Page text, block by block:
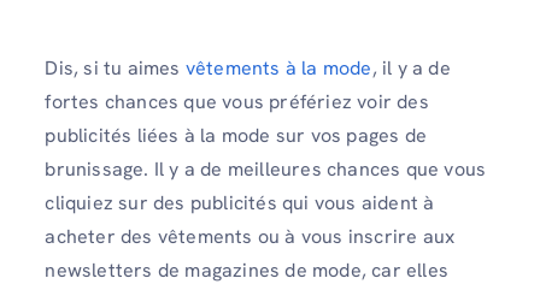
Dis, si tu aimes vêtements à la mode, il y a de
fortes chances que vous préfériez voir des
publicités liées à la mode sur vos pages de
brunissage. Il y a de meilleures chances que vous
cliquiez sur des publicités qui vous aident à
acheter des vêtements ou à vous inscrire aux
newsletters de magazines de mode, car elles